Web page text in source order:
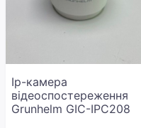
Ip-камера
відеоспостереження
Grunhelm GIC-IPC208